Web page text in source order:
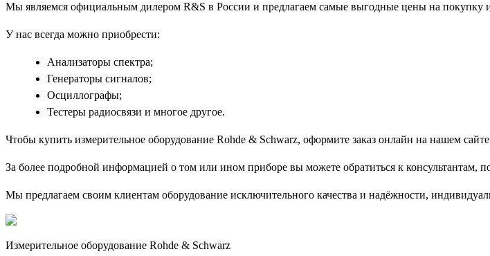
Мы являемся официальным дилером R&S в России и предлагаем самые выгодные цены на покупку
У нас всегда можно приобрести:
Анализаторы спектра;
Генераторы сигналов;
Осциллографы;
Тестеры радиосвязи и многое другое.
Чтобы купить измерительное оборудование Rohde & Schwarz, оформите заказ онлайн на нашем
За более подробной информацией о том или ином приборе вы можете обратиться к консультантам,
Мы предлагаем своим клиентам оборудование исключительного качества и надёжности,
Измерительное оборудование Rohde & Schwarz